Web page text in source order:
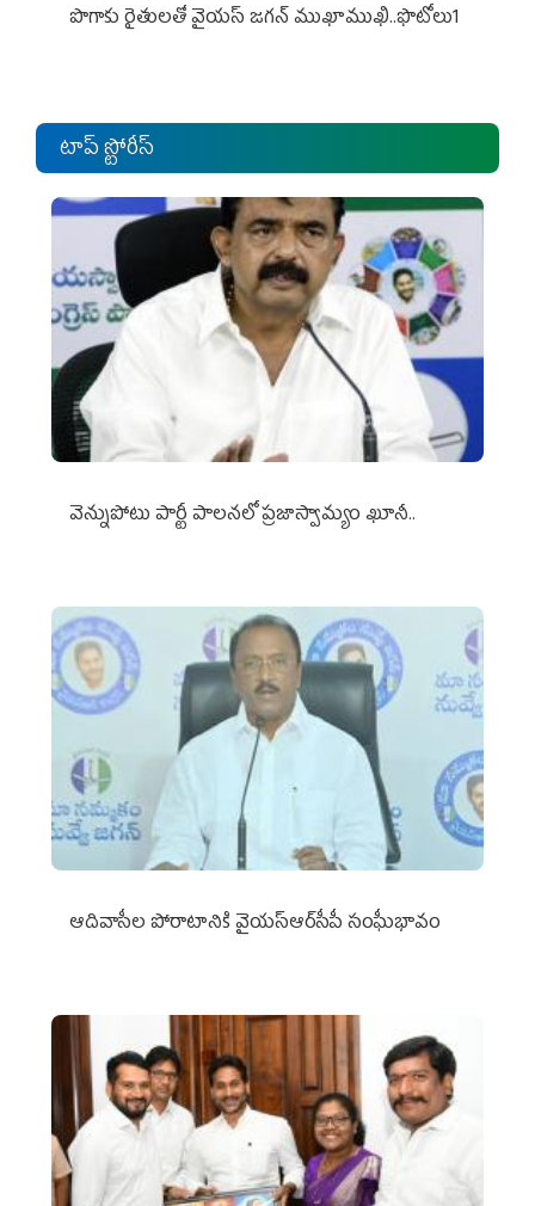
పొగాకు రైతుల‌తో వైయ‌స్ జ‌గ‌న్ ముఖాముఖి..ఫొటోలు1
టాప్ స్టోరీస్
వెన్నుపోటు పార్టీ పాలనలో ప్రజాస్వామ్యం ఖూనీ..
ఆదివాసీల పోరాటానికి వైయ‌స్ఆర్‌సీపీ సంఘీభావం